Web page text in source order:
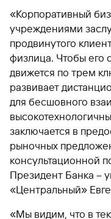
попасться
мошенникам?
Помощь по
действующему
страхование
карты
онлайн
Оператор
электронных
денежных
средств
Стать
клиентом
Газпромбанка
онлайн
Открытый
API
курсов
валют и
металлов
Быстрый
поиск
для
открытия
счета
Быстрый
поиск
по
сайту
Вклады
«Корпоративный
учреждениями
продвинутого
физлица. Чтобы его
движется по трем
развивает
для бесшовного
заключается в
рыночных
консультационной
Президент Банка –
«Центральный»
«Мы видим, что в